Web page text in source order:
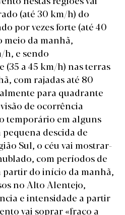
(até 30 km/h) do
por vezes forte (até 40
da manhã,
h, e sendo
a 45 km/h) nas terras
com rajadas até 80
para quadrante
de ocorrência
temporário em alguns
descida de
Sul, o céu vai mostrar-
com períodos de
partir do início da manhã,
no Alto Alentejo,
e intensidade a partir
vai soprar «fraco a